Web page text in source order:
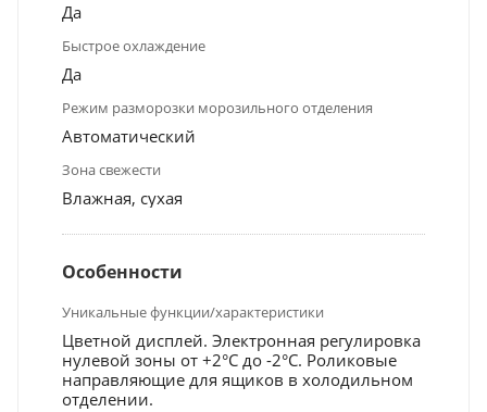
Да
Быстрое охлаждение
Да
Режим разморозки морозильного отделения
Автоматический
Зона свежести
Влажная, сухая
Особенности
Уникальные функции/характеристики
Цветной дисплей. Электронная регулировка
нулевой зоны от +2°C до -2°C. Роликовые
направляющие для ящиков в холодильном
отделении.